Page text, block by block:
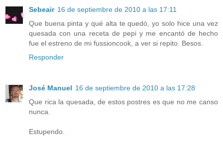
Sebeair 16 de septiembre de 2010 a las 17:11
Que buena pinta y qué alta te quedó, yo solo hice una vez
quesada con una receta de pepi y me encantó de hecho
fue el estreno de mi fussioncook, a ver si repito. Besos.
Responder
José Manuel 16 de septiembre de 2010 a las 17:28
Que rica la quesada, de estos postres es que no me canso
nunca.
Estupendo.